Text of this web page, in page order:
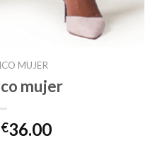
MUJER
mujer
€36.00